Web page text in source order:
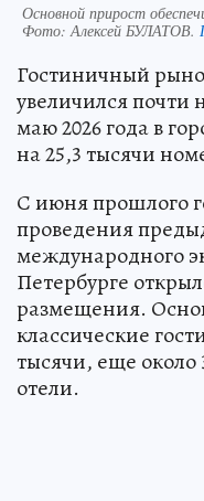
Основной прирост
Фото: Алексей БУЛАТОВ.
Гостиничный
увеличился почти
маю 2026 года в
на 25,3 тысячи
С июня прошлого
проведения
международного
Петербурге
размещения.
классические
тысячи, еще около
отели.